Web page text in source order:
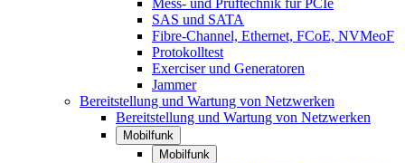
Mess- und Prüftechnik für PCIe
SAS und SATA
Fibre-Channel, Ethernet, FCoE, NVMeoF
Protokolltest
Exerciser und Generatoren
Jammer
Bereitstellung und Wartung von Netzwerken
Bereitstellung und Wartung von Netzwerken
Mobilfunk
Mobilfunk